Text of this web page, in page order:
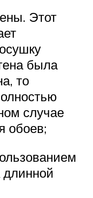
Этот
была
то
случае
обоев;
длинной